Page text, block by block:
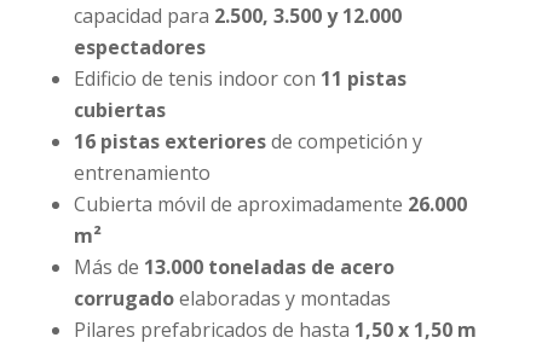
capacidad para 2.500, 3.500 y 12.000
espectadores
Edificio de tenis indoor con 11 pistas
cubiertas
16 pistas exterioresde competición y
entrenamiento
Cubierta móvil de aproximadamente 26.000
m²
Más de 13.000 toneladas de acero
corrugadoelaboradas y montadas
Pilares prefabricados de hasta 1,50 x 1,50 m